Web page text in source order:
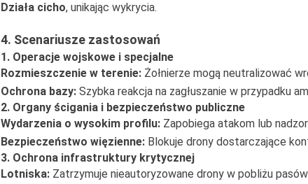
Działa cicho, unikając wykrycia.
4. Scenariusze zastosowań
1. Operacje wojskowe i specjalne
Rozmieszczenie w terenie: Żołnierze mogą neutralizować
Ochrona bazy: Szybka reakcja na zagłuszanie w przypadku
2. Organy ścigania i bezpieczeństwo publiczne
Wydarzenia o wysokim profilu: Zapobiega atakom lub
Bezpieczeństwo więzienne: Blokuje drony dostarczające
3. Ochrona infrastruktury krytycznej
Lotniska: Zatrzymuje nieautoryzowane drony w pobliżu